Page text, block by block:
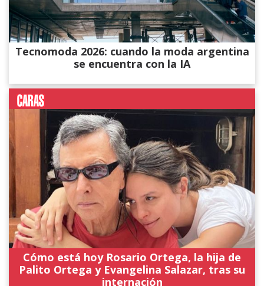
Tecnomoda 2026: cuando la moda argentina
se encuentra con la IA
Cómo está hoy Rosario Ortega, la hija de
Palito Ortega y Evangelina Salazar, tras su
internación